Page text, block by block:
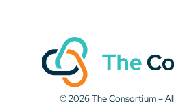
© 2026 The Consortium –